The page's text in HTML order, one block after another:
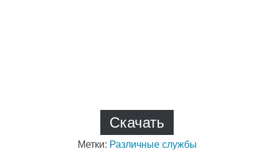
Скачать
Метки: Различные службы